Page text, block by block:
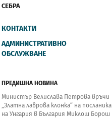
СЕБРА
КОНТАКТИ
АДМИНИСТРАТИВНО
ОБСЛУЖВАНЕ
ПРЕДИШНА НОВИНА
Министър Велислава Петрова връчи
„Златна лаврова клонка“ на посланика
на Унгария в България Миклош Борош